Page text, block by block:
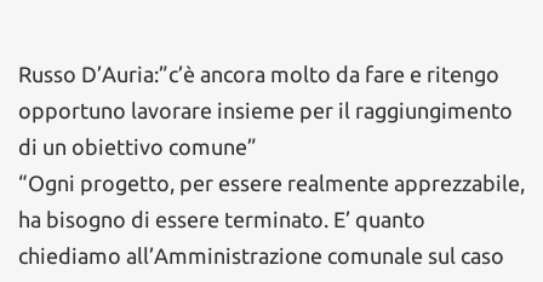
Russo D’Auria:”c’è ancora molto da fare e ritengo
opportuno lavorare insieme per il raggiungimento
di un obiettivo comune”
“Ogni progetto, per essere realmente apprezzabile,
ha bisogno di essere terminato. E’ quanto
chiediamo all’Amministrazione comunale sul caso